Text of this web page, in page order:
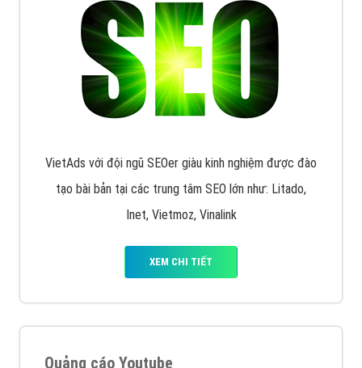
VietAds với đội ngũ SEOer giàu kinh nghiệm được đào
tạo bài bản tại các trung tâm SEO lớn như: Litado,
Inet, Vietmoz, Vinalink
XEM CHI TIẾT
Quảng cáo Youtube